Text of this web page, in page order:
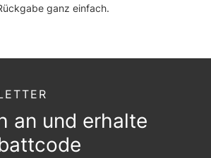
ganz einfach.
an und erhalte